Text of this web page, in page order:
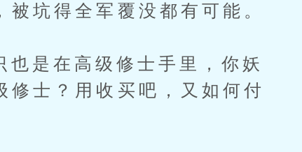
坑得全军覆没都有可能。
在高级修士手里，你妖
修士？用收买吧，又如何付